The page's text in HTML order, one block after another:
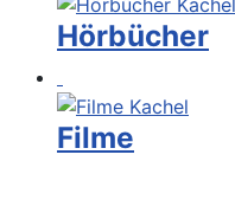
Hörbücher
Filme